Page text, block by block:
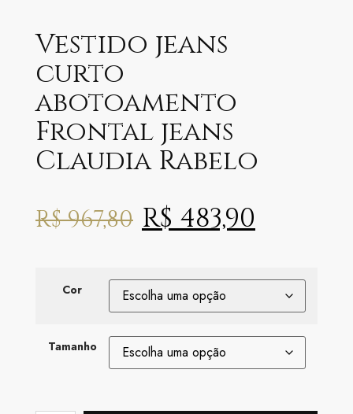
Vestido jeans
curto
abotoamento
Frontal jeans
Claudia Rabelo
R$967,80 R$483,90
Cor
Tamanho